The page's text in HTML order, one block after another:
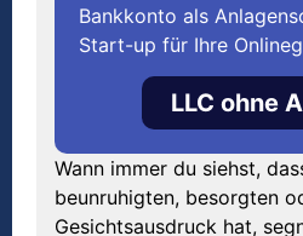
Bankkonto als
Start-up für Ihre
LLC ohne
Wann immer du siehst,
beunruhigten, besorgten
Gesichtsausdruck hat,